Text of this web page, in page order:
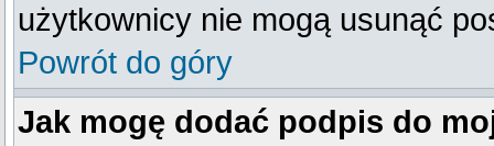
użytkownicy nie mogą usunąć
Powrót do góry
Jak mogę dodać podpis do